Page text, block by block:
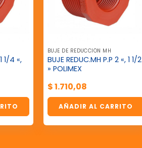
1/4 «,
BUJE DE REDUCCIÓN MH
BUJE REDUC.MH P.P 2 «, 1 1/2
» POLIMEX
$1.710,08
AÑADIR AL CARRITO